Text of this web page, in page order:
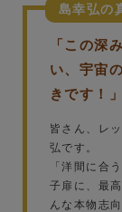
島幸弘の
「この深
い、宇宙
きです！」
皆さん、レ
弘です。
「洋間に合
子扉に、最
んな本物志